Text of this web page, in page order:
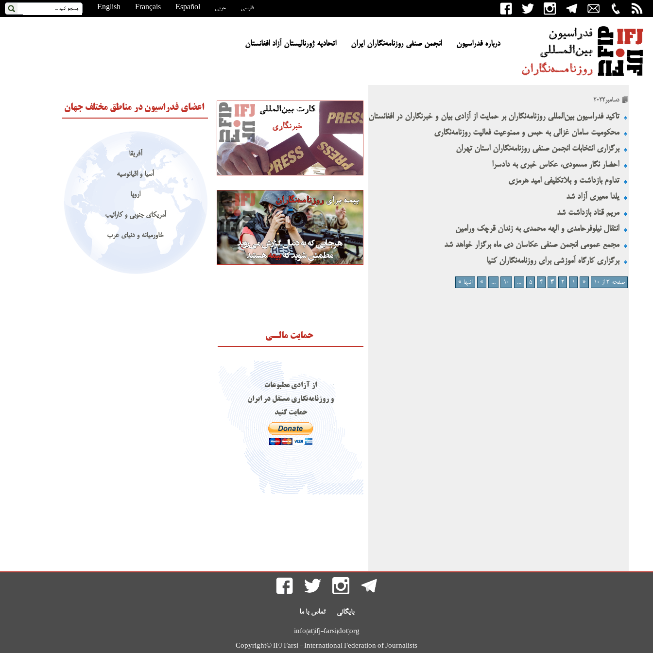
English Français Español عربی فارسی
درباره فدراسیون انجمن صنفی روزنامه‌نگاران ایران اتحادیه ژورنالیستان آزاد افغانستان
دسامبر2022
تاکید فدراسیون بین‌المللی روزنامه‌نگاران بر حمایت از آزادی بیان و خبرنگاران در افغانستان
محکومیت سامان غزالی به حبس و ممنوعیت فعالیت روزنامه‌نگاری
برگزاری انتخابات انجمن صنفی روزنامه‌نگاران استان تهران
احضار نگار مسعودی، عکاس خبری به دادسرا
تداوم بازداشت و بلاتکلیفی امید هرمزی
یلدا معیری آزاد شد
مریم قناد بازداشت شد
انتقال نیلوفرحامدی و الهه محمدی به زندان قرچک ورامین
مجمع عمومی انجمن صنفی عکاسان دی ماه برگزار خواهد شد
برگزاری کارگاه آموزشی برای روزنامه‌نگاران کنیا
صفحه 3 از 10 «
1
2
3
4
5
...
10
...
» انتها »
اعضای فدراسیون در مناطق مختلف جهان
آفریقا
آسیا و اقیانوسیه
اروپا
آمریکای جنوبی و کارائیب
خاورمیانه و دنیای عرب
حمایت مالـی
از آزادی مطبوعات
و روزنامه‌نگاری مستقل در ایران
حمایت کنید
بایگانی تماس با ما
info(at)ifj-farsi(dot)org
Copyright© IFJ Farsi - International Federation of Journalists